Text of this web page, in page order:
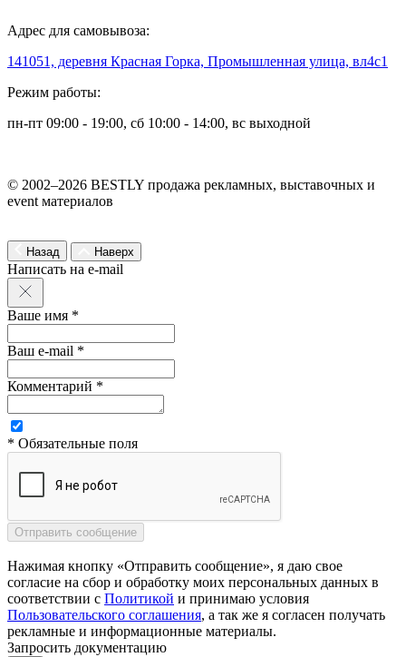
Адрес для самовывоза:
141051, деревня Красная Горка, Промышленная улица, вл4с1
Режим работы:
пн-пт 09:00 - 19:00, сб 10:00 - 14:00, вс выходной
© 2002–2026 BESTLY продажа рекламных, выставочных и
event материалов
Назад Наверх
Написать на e-mail
Ваше имя *
Ваш e-mail *
Комментарий *
* Обязательные поля
Нажимая кнопку «Отправить сообщение», я даю свое
согласие на сбор и обработку моих персональных данных в
соответствии с Политикой и принимаю условия
Пользовательского соглашения, а так же я согласен получать
рекламные и информационные материалы.
Запросить документацию